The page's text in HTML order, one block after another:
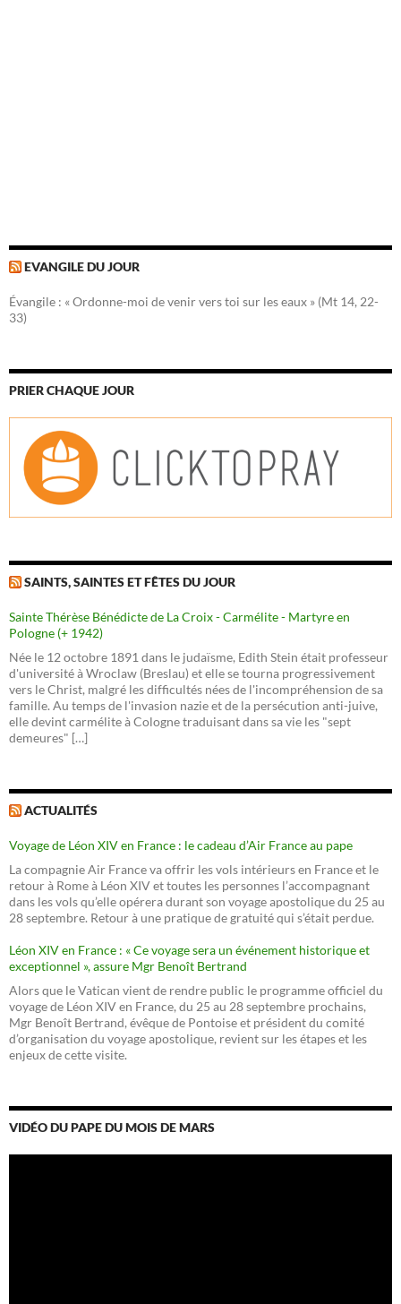
EVANGILE DU JOUR
Évangile : « Ordonne-moi de venir vers toi sur les eaux » (Mt 14, 22-
33)
PRIER CHAQUE JOUR
SAINTS, SAINTES ET FÊTES DU JOUR
Sainte Thérèse Bénédicte de La Croix - Carmélite - Martyre en
Pologne (+ 1942)
Née le 12 octobre 1891 dans le judaïsme, Edith Stein était professeur
d'université à Wroclaw (Breslau) et elle se tourna progressivement
vers le Christ, malgré les difficultés nées de l'incompréhension de sa
famille. Au temps de l'invasion nazie et de la persécution anti-juive,
elle devint carmélite à Cologne traduisant dans sa vie les "sept
demeures" […]
ACTUALITÉS
Voyage de Léon XIV en France : le cadeau d’Air France au pape
La compagnie Air France va offrir les vols intérieurs en France et le
retour à Rome à Léon XIV et toutes les personnes l’accompagnant
dans les vols qu’elle opérera durant son voyage apostolique du 25 au
28 septembre. Retour à une pratique de gratuité qui s’était perdue.
Léon XIV en France : « Ce voyage sera un événement historique et
exceptionnel », assure Mgr Benoît Bertrand
Alors que le Vatican vient de rendre public le programme officiel du
voyage de Léon XIV en France, du 25 au 28 septembre prochains,
Mgr Benoît Bertrand, évêque de Pontoise et président du comité
d’organisation du voyage apostolique, revient sur les étapes et les
enjeux de cette visite.
VIDÉO DU PAPE DU MOIS DE MARS